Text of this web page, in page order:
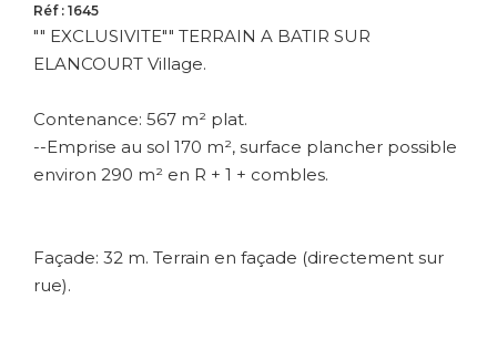
Réf : 1645
"" EXCLUSIVITE"" TERRAIN A BATIR SUR
ELANCOURT Village.
Contenance: 567 m² plat.
--Emprise au sol 170 m², surface plancher possible
environ 290 m² en R + 1 + combles.
Façade: 32 m. Terrain en façade (directement sur
rue).